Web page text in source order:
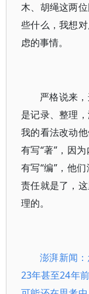
木、胡绳这两
些什么，我想
虑的事情。
严格说来
是记录、整理
我的看法改动
有写“著”，因
有写“编”，他
责任就是了，
理的。
澎湃新闻
23年甚至24年